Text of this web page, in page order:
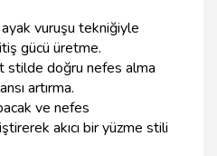
vuruşu tekniğiyle
gücü üretme.
stilde doğru nefes alma
artırma.
ve nefes
akıcı bir yüzme stili